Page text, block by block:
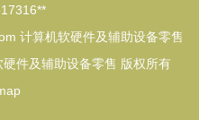
计算机软硬件及辅助设备零售
件及辅助设备零售 版权所有